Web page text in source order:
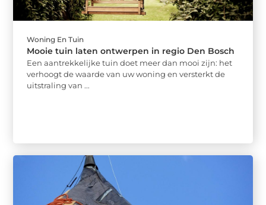
Woning En Tuin
Mooie tuin laten ontwerpen in regio Den Bosch
Een aantrekkelijke tuin doet meer dan mooi zijn: het
verhoogt de waarde van uw woning en versterkt de
uitstraling van ...